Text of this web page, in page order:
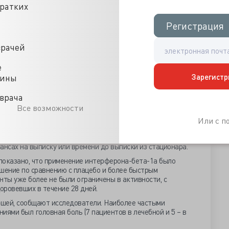
Все возможности
Регистрация
Регистрация
Или с
интерферона-бета-1а повышал шансы на
вероятность выздоровления по шкале OSCI.
раза выше в группе SNG001 на 15-16 день, по
и более, чем в 3 раза выше на 28 день (ОР 3,15), все
в лечебной группе смертей не было. У 11
тяжелое течение заболевания или наступил
как в лечебной группе – у 6 пациентов. SNG001
или смертельного исхода на 79% (ОР 0,21, р=0,046)
из группы интерферона имели более, чем в 2
чем участники из группы плацебо (0Р 2,19). Шансы на
были более чем в 3 раза выше. Не было
на выписку или времени до выписки из стационара.
что применение интерферона-бета-1а было
по сравнению с плацебо и более быстрым
уже более не были ограничены в активности, с
в течение 28 дней.
сообщают исследователи. Наиболее частыми
был головная боль (7 пациентов в лечебной и 5 – в